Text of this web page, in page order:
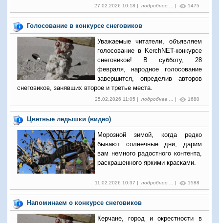
27.02.2026 10:18 | подробнее ... | 1475
Голосование в конкурсе снеговиков
Уважаемые читатели, объявляем
голосование в KerchNET-конкурсе
снеговиков! В субботу, 28
февраля, народное голосование
завершится, определив авторов
снеговиков, занявших второе и третье места.
25.02.2026 11:05 | подробнее ... | 1680
Цветные ледышки (видео)
Морозной зимой, когда редко
бывают солнечные дни, дарим
вам немного радостного контента,
раскрашенного яркими красками.
11.02.2026 10:37 | подробнее ... | 1588
Напоминаем о конкурсе снеговиков
Керчане, город и окрестности в